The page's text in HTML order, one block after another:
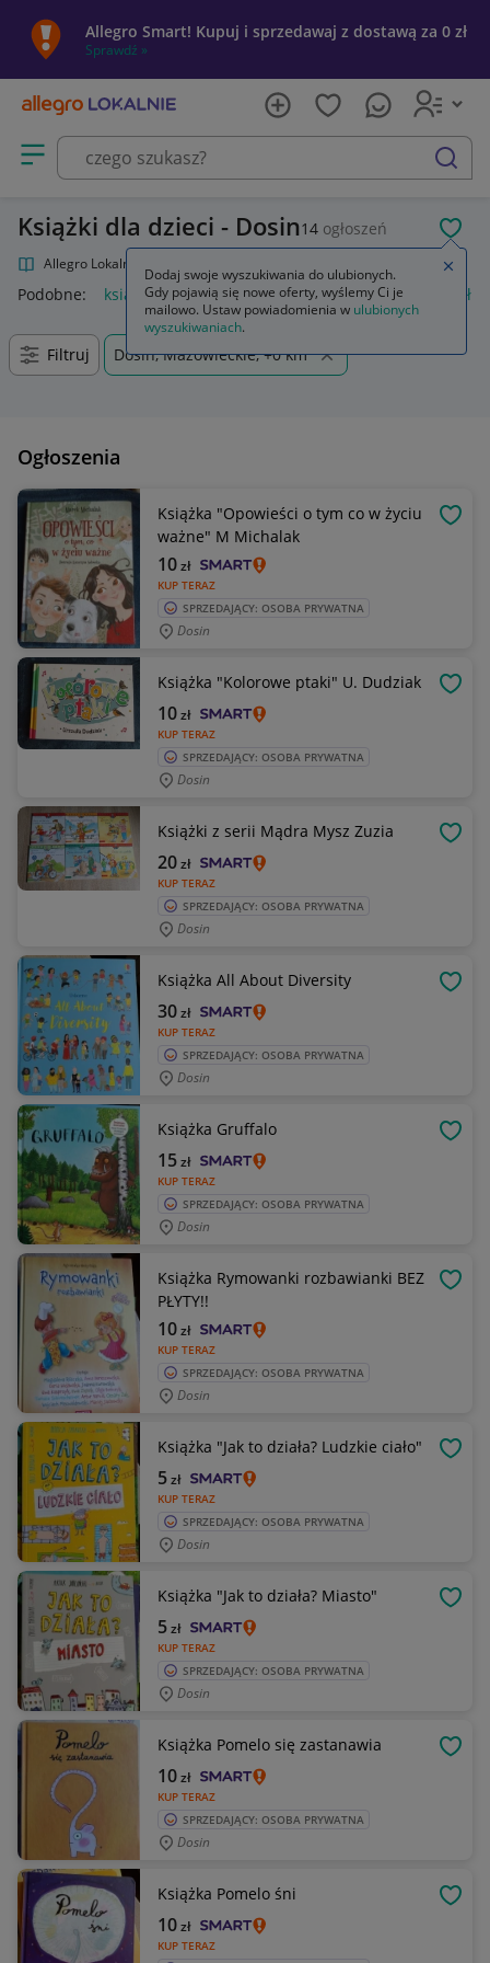
Allegro Smart! Kupuj i sprzedawaj z dostawą za 0 zł
Sprawdź »
Otwórz menu z kategoriami
szukaj
Książki dla dzieci - Dosin14 ogłoszeń
Allegro Lokalnie Książki dla dzieci
Podobne: książki dla dzieci regał na książki dla dzieci
Filtruj Dosin, Mazowieckie, +0 km
Ogłoszenia
Książka "Opowieści o tym co w życiu
ważne" M Michalak
KUP TERAZ
10zł
SPRZEDAJĄCY: OSOBA PRYWATNA
Dosin
Książka "Kolorowe ptaki" U. Dudziak
KUP TERAZ
10zł
SPRZEDAJĄCY: OSOBA PRYWATNA
Dosin
Książki z serii Mądra Mysz Zuzia
KUP TERAZ
20zł
SPRZEDAJĄCY: OSOBA PRYWATNA
Dosin
Książka All About Diversity
KUP TERAZ
30zł
SPRZEDAJĄCY: OSOBA PRYWATNA
Dosin
Książka Gruffalo
KUP TERAZ
15zł
SPRZEDAJĄCY: OSOBA PRYWATNA
Dosin
Książka Rymowanki rozbawianki BEZ
PŁYTY!!
KUP TERAZ
10zł
SPRZEDAJĄCY: OSOBA PRYWATNA
Dosin
Książka "Jak to działa? Ludzkie ciało"
KUP TERAZ
5zł
SPRZEDAJĄCY: OSOBA PRYWATNA
Dosin
Książka "Jak to działa? Miasto"
KUP TERAZ
5zł
SPRZEDAJĄCY: OSOBA PRYWATNA
Dosin
Książka Pomelo się zastanawia
KUP TERAZ
10zł
SPRZEDAJĄCY: OSOBA PRYWATNA
Dosin
Książka Pomelo śni
KUP TERAZ
10zł
Dodaj swoje wyszukiwania do ulubionych.
Gdy pojawią się nowe oferty, wyślemy Ci je
mailowo. Ustaw powiadomienia w ulubionych
wyszukiwaniach.